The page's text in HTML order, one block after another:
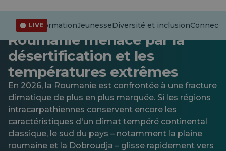
LIVE
DésinformationJeunesseDiversité et inclusion
Alerte changement
climatique : le sud de la
Roumanie menacé par la
désertification et les
températures extrêmes
En 2026, la Roumanie est confrontée à une fracture
climatique de plus en plus marquée. Si les régions
intracarpathiennes conservent encore les
caractéristiques d'un climat tempéré continental
classique, le sud du pays – notamment la plaine
roumaine et la Dobroudja – glisse rapidement vers